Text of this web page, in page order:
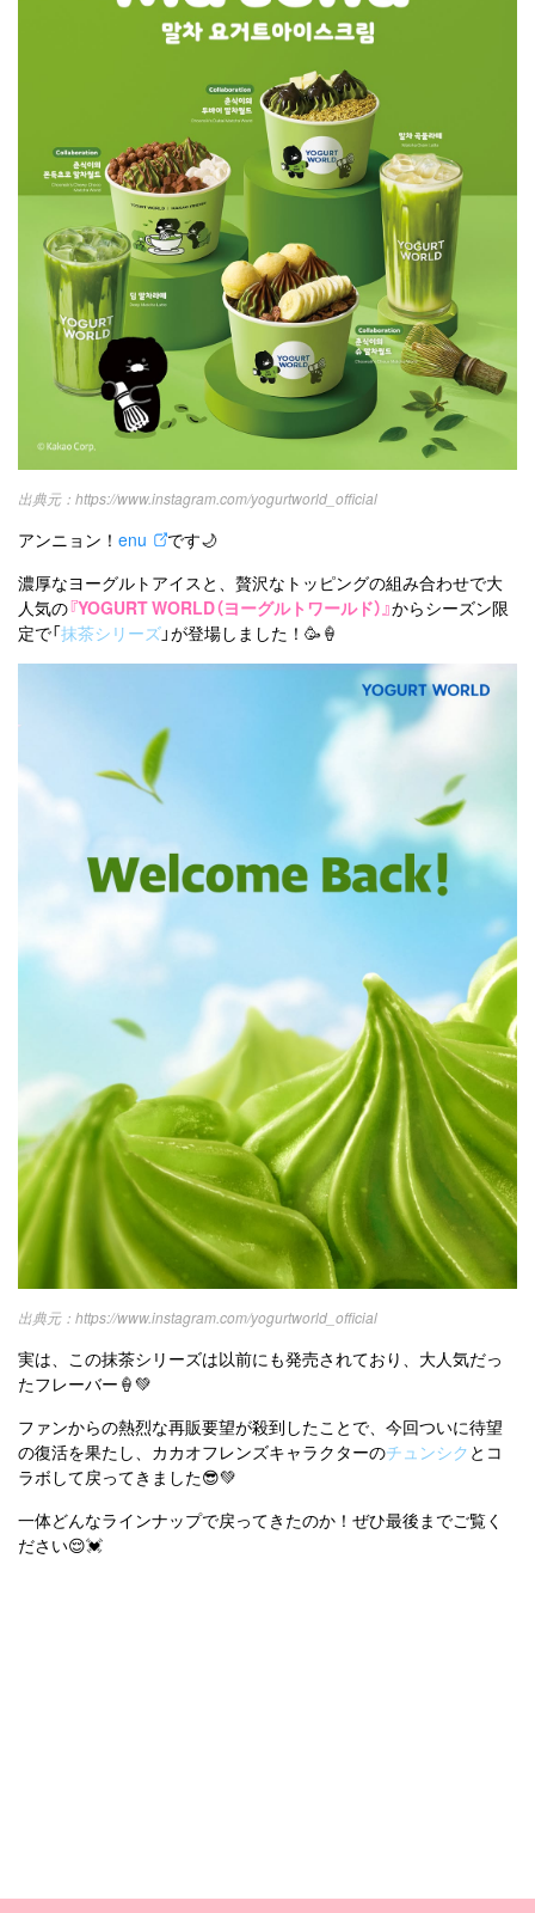
https://www.instagram.com/yogurtworld_official
アンニョン！ enu
です🌙
濃厚なヨーグルトアイスと、贅沢なトッピングの組み合わせで大
人気の『YOGURT WORLD（ヨーグルトワールド）』からシーズン限
定で「抹茶シリーズ」が登場しました！🥳🍦
https://www.instagram.com/yogurtworld_official
実は、この抹茶シリーズは以前にも発売されており、大人気だっ
たフレーバー🍦💚
ファンからの熱烈な再販要望が殺到したことで、今回ついに待望
の復活を果たし、カカオフレンズキャラクターのチュンシク とコ
ラボして戻ってきました😎💚
一体どんなラインナップで戻ってきたのか！ぜひ最後までご覧く
ださい😌💓